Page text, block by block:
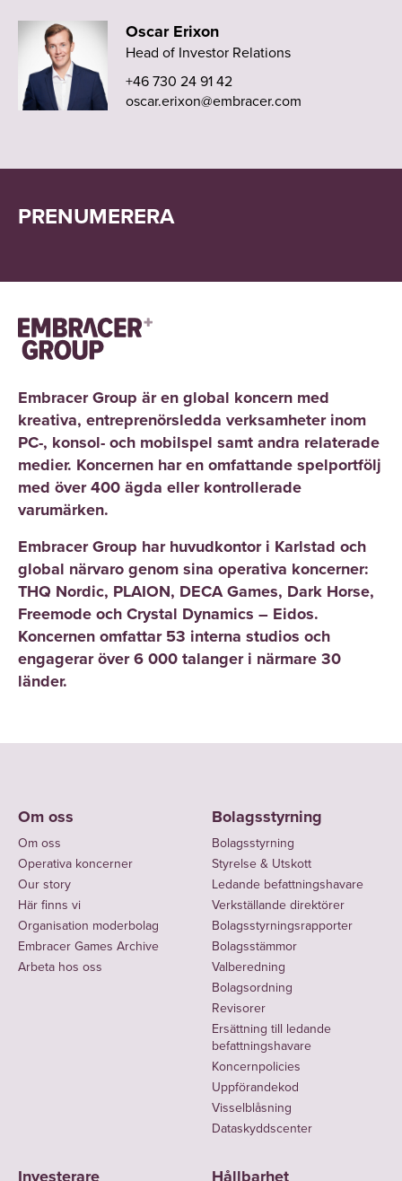
Oscar Erixon
Head of Investor Relations
+46 730 24 91 42
oscar.erixon@embracer.com
PRENUMERERA
Embracer Group är en global koncern med
kreativa, entreprenörsledda verksamheter inom
PC-, konsol- och mobilspel samt andra relaterade
medier. Koncernen har en omfattande spelportfölj
med över 400 ägda eller kontrollerade
varumärken.
Embracer Group har huvudkontor i Karlstad och
global närvaro genom sina operativa koncerner:
THQ Nordic, PLAION, DECA Games, Dark Horse,
Freemode och Crystal Dynamics – Eidos.
Koncernen omfattar 53 interna studios och
engagerar över 6 000 talanger i närmare 30
länder.
Om oss
Om oss
Operativa koncerner
Our story
Här finns vi
Organisation moderbolag
Embracer Games Archive
Arbeta hos oss
Bolagsstyrning
Bolagsstyrning
Styrelse & Utskott
Ledande befattningshavare
Verkställande direktörer
Bolagsstyrningsrapporter
Bolagsstämmor
Valberedning
Bolagsordning
Revisorer
Ersättning till ledande
befattningshavare
Koncernpolicies
Uppförandekod
Visselblåsning
Dataskyddscenter